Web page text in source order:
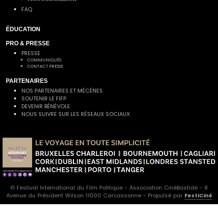
FAQ
ÉDUCATION
PRO & PRESSE
PRESSE
COMMUNIQUÉS
CONTACT PRESSE
PARTENAIRES
NOS PARTENAIRES ET MÉCÈNES
SOUTENIR LE FIFP
DEVENIR BÉNÉVOLE
NOUS SUIVRE SUR LES RÉSEAUX SOCIAUX
© Festival International du Film Politique - Association CinéBastide - 8
Avenue du Président Wilson 11000 Carcassonne - Propulsé par FestiCiné